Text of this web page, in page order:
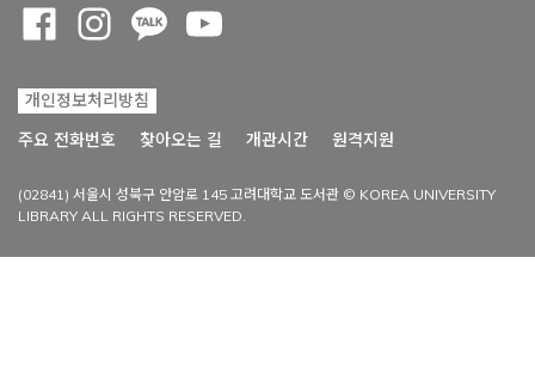
개인정보처리방침
주요 전화번호
찾아오는 길 개관시간 원격지원
(02841) 서울시 성북구 안암로 145 고려대학교 도서관 © KOREA UNIVERSITY
LIBRARY ALL RIGHTS RESERVED.
Opens a new window
Opens a new window
Opens a new window